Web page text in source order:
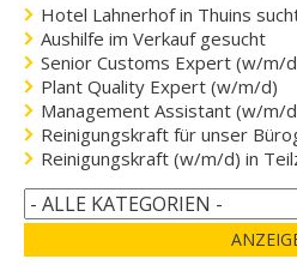
Hotel Lahnerhof in Thuins
Aushilfe im Verkauf gesucht
Senior Customs Expert (w/m/
Plant Quality Expert (w/m/d)
Management Assistant (w/m/
Reinigungskraft für unser
Reinigungskraft (w/m/d) in